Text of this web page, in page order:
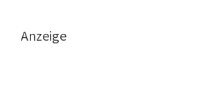
Anzeige